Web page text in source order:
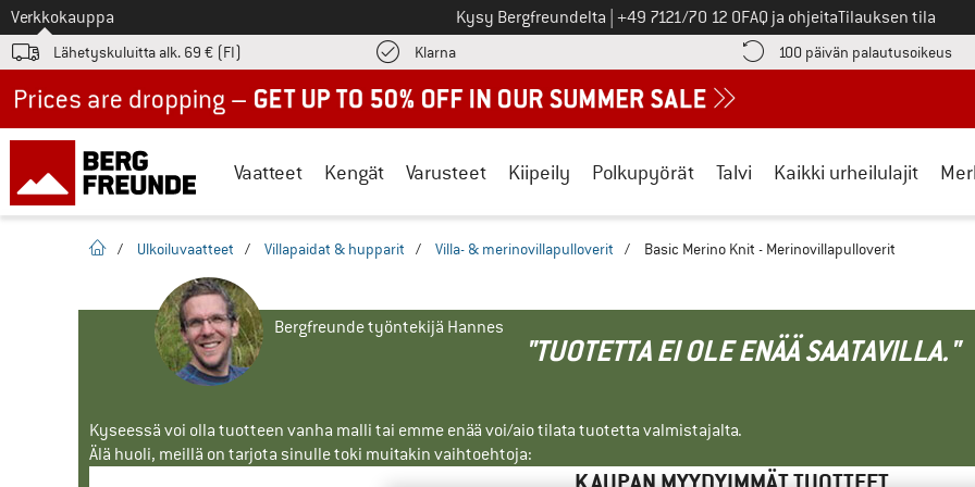
Tästä siirtyäksesi
Verkkokauppa Kysy Bergfreundelta Soita meille
+49 7121/70 12 0FAQ ja ohjeitaTilauksen tila
Lähetyskuluitta alk. 69 € (FI) KlarnaLöydä maksutiedot täältä! Avautuu tietokentässä 100 päivän palautusoikeus
Vaatteet Kengät Varusteet Kiipeily Polkupyörät Talvi Kaikki urheilulajit
Kotisivu
/ Ulkoiluvaatteet / Villapaidat & hupparit / Villa- & merinovillapulloverit / Basic Merino Knit - Merinovillapulloverit
Bergfreunde työntekijä Hannes
"TUOTETTA EI OLE ENÄÄ SAATAVILLA."
Kyseessä voi olla tuotteen vanha malli tai emme enää voi/aio tilata tuotetta valmistajalta.
Älä huoli, meillä on tarjota sinulle toki muitakin vaihtoehtoja: